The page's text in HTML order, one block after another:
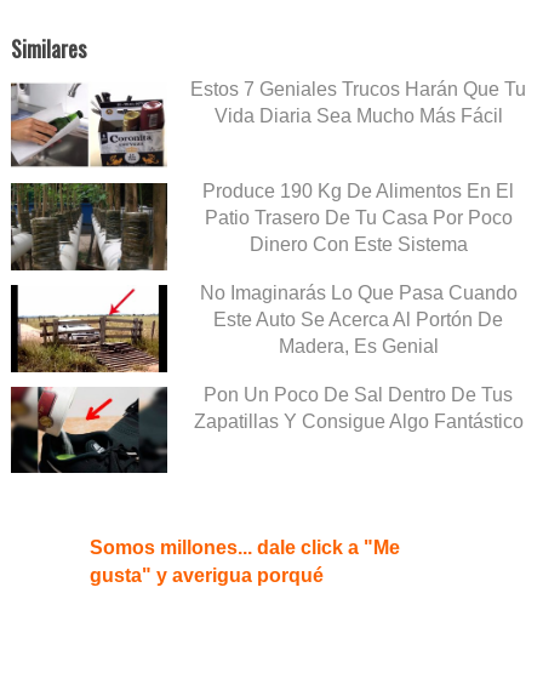
Similares
Estos 7 Geniales Trucos Harán Que Tu
Vida Diaria Sea Mucho Más Fácil
Produce 190 Kg De Alimentos En El
Patio Trasero De Tu Casa Por Poco
Dinero Con Este Sistema
No Imaginarás Lo Que Pasa Cuando
Este Auto Se Acerca Al Portón De
Madera, Es Genial
Pon Un Poco De Sal Dentro De Tus
Zapatillas Y Consigue Algo Fantástico
Somos millones... dale click a "Me
gusta" y averigua porqué